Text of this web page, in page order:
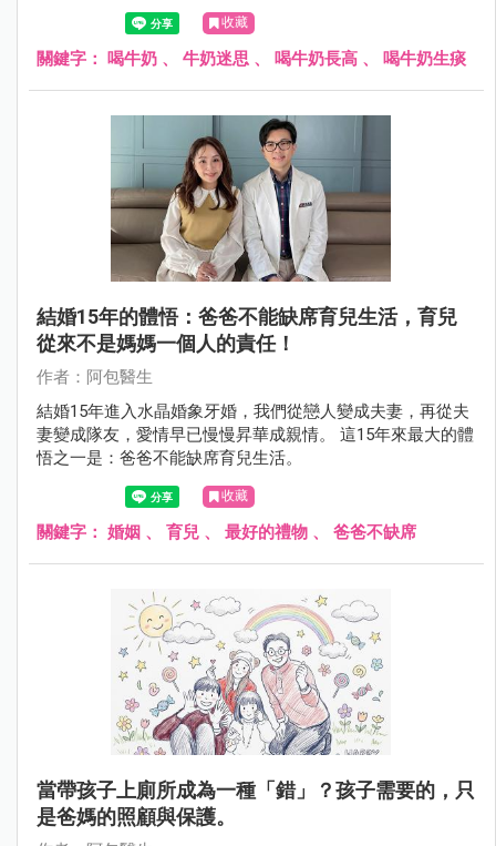
收藏
關鍵字： 喝牛奶 、 牛奶迷思 、 喝牛奶長高 、 喝牛奶生痰
結婚15年的體悟：爸爸不能缺席育兒生活，育兒
從來不是媽媽一個人的責任！
作者：阿包醫生
結婚15年進入水晶婚象牙婚，我們從戀人變成夫妻，再從夫
妻變成隊友，愛情早已慢慢昇華成親情。 這15年來最大的體
悟之一是：爸爸不能缺席育兒生活。
收藏
關鍵字： 婚姻 、 育兒 、 最好的禮物 、 爸爸不缺席
當帶孩子上廁所成為一種「錯」？孩子需要的，只
是爸媽的照顧與保護。